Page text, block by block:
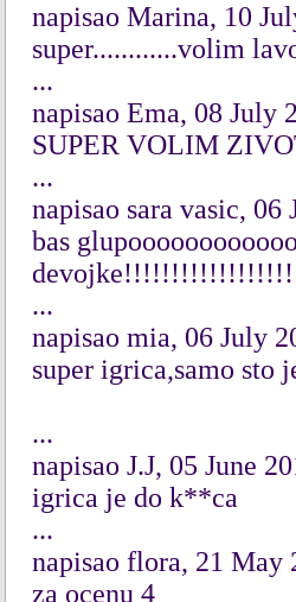
napisao Marina, 10
super............volim
...
napisao Ema, 08 July
SUPER VOLIM
...
napisao sara vasic, 06
bas
...
napisao mia, 06 July
super igrica,samo sto
...
napisao J.J, 05 June
igrica je do k**ca
...
napisao flora, 21 May
za ocenu 4